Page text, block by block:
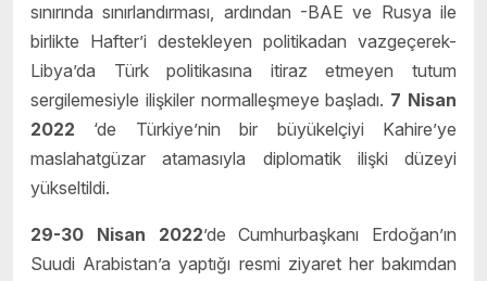
sınırında sınırlandırması, ardından -BAE ve Rusya ile
birlikte Hafter’i destekleyen politikadan vazgeçerek-
Libya’da Türk politikasına itiraz etmeyen tutum
sergilemesiyle ilişkiler normalleşmeye başladı. 7 Nisan
2022 ‘de Türkiye’nin bir büyükelçiyi Kahire’ye
maslahatgüzar atamasıyla diplomatik ilişki düzeyi
yükseltildi.
29-30 Nisan 2022’de Cumhurbaşkanı Erdoğan’ın
Suudi Arabistan’a yaptığı resmi ziyaret her bakımdan